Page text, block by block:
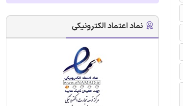
نماد اعتماد الکترونیکی